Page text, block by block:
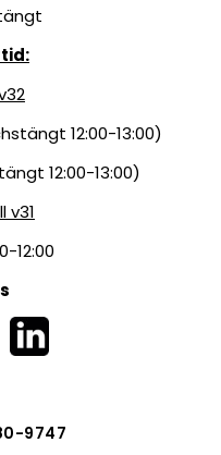
12:00-13:00)
12:00-13:00)
v31
12:00
9747